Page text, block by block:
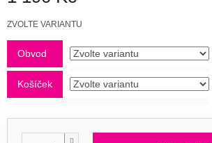
Měrná
ZVOLTE VARIANTU
Obvod
Košíček